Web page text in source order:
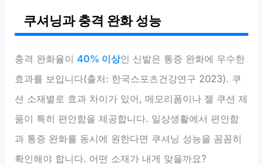
쿠셔닝과 충격 완화 성능
충격 완화율이40% 이상인 신발은 통증 완화에 우수한
효과를 보입니다(출처: 한국스포츠건강연구 2023). 쿠
션 소재별로 효과 차이가 있어, 메모리폼이나 젤 쿠션 제
품이 특히 편안함을 제공합니다. 일상생활에서 편안함
과 통증 완화를 동시에 원한다면 쿠셔닝 성능을 꼼꼼히
확인해야 합니다. 어떤 소재가 내게 맞을까요?